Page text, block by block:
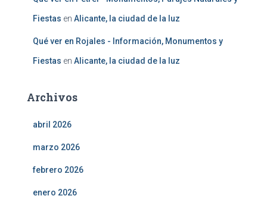
Fiestas en Alicante, la ciudad de la luz
Qué ver en Rojales - Información, Monumentos y
Fiestas en Alicante, la ciudad de la luz
Archivos
abril 2026
marzo 2026
febrero 2026
enero 2026